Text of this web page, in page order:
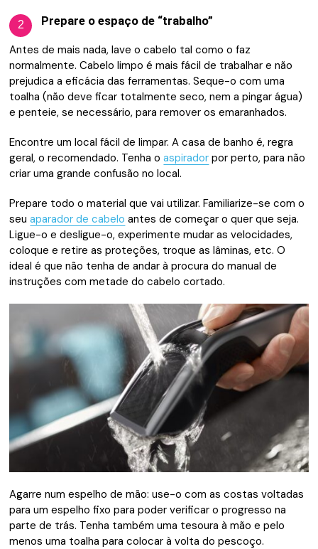
2 Prepare o espaço de “trabalho”
Antes de mais nada, lave o cabelo tal como o faz
normalmente. Cabelo limpo é mais fácil de trabalhar e não
prejudica a eficácia das ferramentas. Seque-o com uma
toalha (não deve ficar totalmente seco, nem a pingar água)
e penteie, se necessário, para remover os emaranhados.
Encontre um local fácil de limpar. A casa de banho é, regra
geral, o recomendado. Tenha oaspirador por perto, para não
criar uma grande confusão no local.
Prepare todo o material que vai utilizar. Familiarize-se com o
seuaparador de cabelo antes de começar o quer que seja.
Ligue-o e desligue-o, experimente mudar as velocidades,
coloque e retire as proteções, troque as lâminas, etc. O
ideal é que não tenha de andar à procura do manual de
instruções com metade do cabelo cortado.
Agarre num espelho de mão: use-o com as costas voltadas
para um espelho fixo para poder verificar o progresso na
parte de trás. Tenha também uma tesoura à mão e pelo
menos uma toalha para colocar à volta do pescoço.